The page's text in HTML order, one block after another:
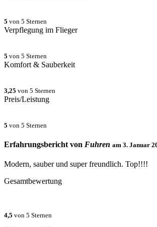
5 von 5 Sternen
Verpflegung im Flieger
5 von 5 Sternen
Komfort & Sauberkeit
3,25 von 5 Sternen
Preis/Leistung
5 von 5 Sternen
Erfahrungsbericht von Fuhren am 3. Januar
Modern, sauber und super freundlich. Top!!!!
Gesamtbewertung
4,5 von 5 Sternen